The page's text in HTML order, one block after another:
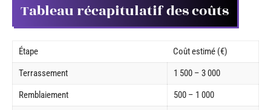
Tableau récapitulatif des coûts
Étape
Coût estimé (€)
Terrassement
1 500 – 3 000
Remblaiement
500 – 1 000